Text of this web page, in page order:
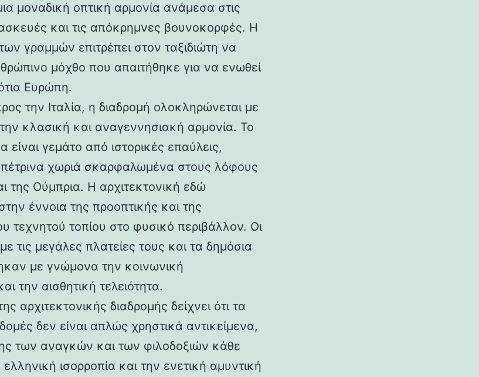
μοναδική οπτική αρμονία ανάμεσα στις
και τις απόκρημνες βουνοκορφές. Η
γραμμών επιτρέπει στον ταξιδιώτη να
μόχθο που απαιτήθηκε για να ενωθεί
Ευρώπη.
την Ιταλία, η διαδρομή ολοκληρώνεται με
κλασική και αναγεννησιακή αρμονία. Το
είναι γεμάτο από ιστορικές επαύλεις,
χωριά σκαρφαλωμένα στους λόφους
της Ούμπρια. Η αρχιτεκτονική εδώ
έννοια της προοπτικής και της
τεχνητού τοπίου στο φυσικό περιβάλλον. Οι
τις μεγάλες πλατείες τους και τα δημόσια
με γνώμονα την κοινωνική
την αισθητική τελειότητα.
αρχιτεκτονικής διαδρομής δείχνει ότι τα
δεν είναι απλώς χρηστικά αντικείμενα,
των αναγκών και των φιλοδοξιών κάθε
ισορροπία και την ενετική αμυντική